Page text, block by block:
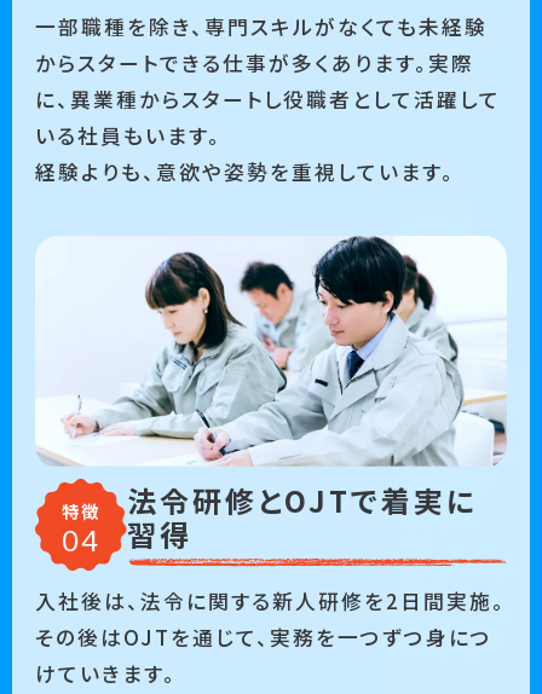
一部職種を除き、専門スキルがなくても未経験
からスタートできる仕事が多くあります。実際
に、異業種からスタートし役職者として活躍して
いる社員もいます。
経験よりも、意欲や姿勢を重視しています。
特徴
法令研修とOJTで着実に
習得
入社後は、法令に関する新人研修を2日間実施。
その後はOJTを通じて、実務を一つずつ身につ
けていきます。